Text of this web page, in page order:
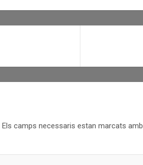
Els camps necessaris estan marcats amb